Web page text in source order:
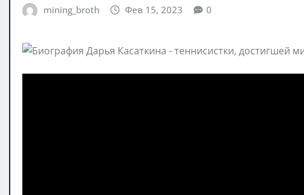
mining_broth Фев 15, 2023 0